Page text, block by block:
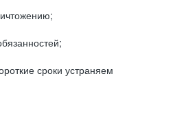
сроки устраняем